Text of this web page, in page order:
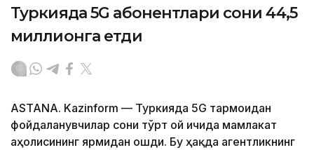
Туркияда 5G абонентлари сони 44,5
миллионга етди
ASTANA. Kazinform — Туркияда 5G тармоғидан
фойдаланувчилар сони тўрт ой ичида мамлакат
аҳолисининг ярмидан ошди. Бу ҳақда агентликнинг